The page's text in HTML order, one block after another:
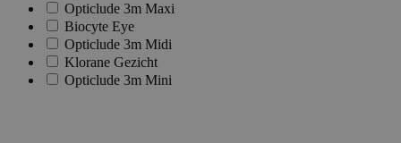
Opticlude 3m Maxi
Biocyte Eye
Opticlude 3m Midi
Klorane Gezicht
Opticlude 3m Mini